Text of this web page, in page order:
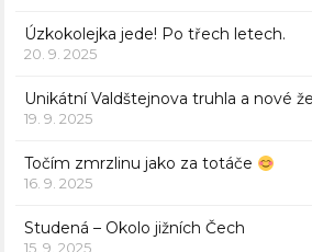
Úzkokolejka jede! Po třech letech.
20. 9. 2025
Unikátní Valdštejnova truhla a nové
19. 9. 2025
Točím zmrzlinu jako za totáče
16. 9. 2025
Studená – Okolo jižních Čech
15. 9. 2025